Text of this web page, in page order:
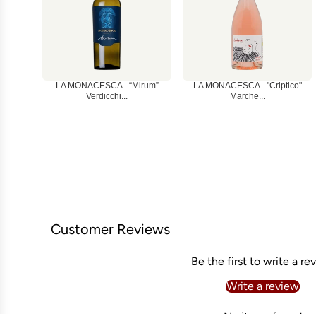
LA MONACESCA - “Mirum”
Verdicchi...
LA MONACESCA - "Criptico"
Marche...
Customer Reviews
Be the first to write a
Write a review